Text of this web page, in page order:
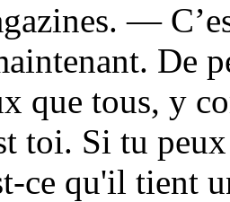
—
De
que tous, y
toi. Si tu
ce qu'il tient